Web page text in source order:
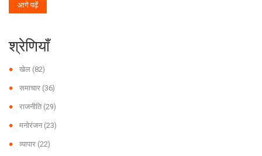
आगे पढ़ें
श्रेणियाँ
खेल (82)
समाचार (36)
राजनीति (29)
मनोरंजन (23)
व्यापार (22)